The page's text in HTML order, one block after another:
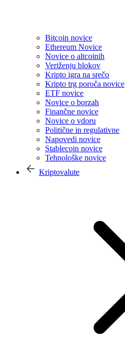
Bitcoin novice
Ethereum Novice
Novice o altcoinih
Veriženju blokov
Kripto igra na srečo
Kripto trg poroča novice
ETF novice
Novice o borzah
Finančne novice
Novice o vdoru
Politične in regulativne
Napovedi novice
Stablecoin novice
Tehnološke novice
Kriptovalute